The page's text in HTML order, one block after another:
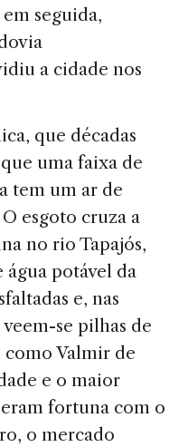
seguida,
a cidade nos
que décadas
uma faixa de
tem um ar de
esgoto cruza a
no rio Tapajós,
potável da
e, nas
se pilhas de
como Valmir de
e o maior
fortuna com o
o mercado